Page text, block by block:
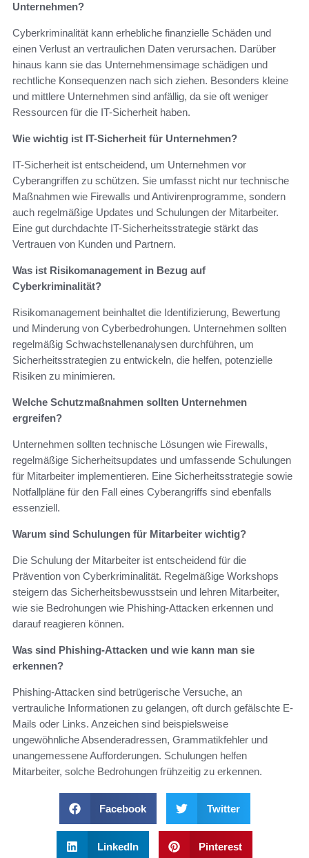
Unternehmen?
Cyberkriminalität kann erhebliche finanzielle Schäden und
einen Verlust an vertraulichen Daten verursachen. Darüber
hinaus kann sie das Unternehmensimage schädigen und
rechtliche Konsequenzen nach sich ziehen. Besonders kleine
und mittlere Unternehmen sind anfällig, da sie oft weniger
Ressourcen für die IT-Sicherheit haben.
Wie wichtig ist IT-Sicherheit für Unternehmen?
IT-Sicherheit ist entscheidend, um Unternehmen vor
Cyberangriffen zu schützen. Sie umfasst nicht nur technische
Maßnahmen wie Firewalls und Antivirenprogramme, sondern
auch regelmäßige Updates und Schulungen der Mitarbeiter.
Eine gut durchdachte IT-Sicherheitsstrategie stärkt das
Vertrauen von Kunden und Partnern.
Was ist Risikomanagement in Bezug auf
Cyberkriminalität?
Risikomanagement beinhaltet die Identifizierung, Bewertung
und Minderung von Cyberbedrohungen. Unternehmen sollten
regelmäßig Schwachstellenanalysen durchführen, um
Sicherheitsstrategien zu entwickeln, die helfen, potenzielle
Risiken zu minimieren.
Welche Schutzmaßnahmen sollten Unternehmen
ergreifen?
Unternehmen sollten technische Lösungen wie Firewalls,
regelmäßige Sicherheitsupdates und umfassende Schulungen
für Mitarbeiter implementieren. Eine Sicherheitsstrategie sowie
Notfallpläne für den Fall eines Cyberangriffs sind ebenfalls
essenziell.
Warum sind Schulungen für Mitarbeiter wichtig?
Die Schulung der Mitarbeiter ist entscheidend für die
Prävention von Cyberkriminalität. Regelmäßige Workshops
steigern das Sicherheitsbewusstsein und lehren Mitarbeiter,
wie sie Bedrohungen wie Phishing-Attacken erkennen und
darauf reagieren können.
Was sind Phishing-Attacken und wie kann man sie
erkennen?
Phishing-Attacken sind betrügerische Versuche, an
vertrauliche Informationen zu gelangen, oft durch gefälschte E-
Mails oder Links. Anzeichen sind beispielsweise
ungewöhnliche Absenderadressen, Grammatikfehler und
unangemessene Aufforderungen. Schulungen helfen
Mitarbeiter, solche Bedrohungen frühzeitig zu erkennen.
Facebook Twitter
LinkedIn Pinterest